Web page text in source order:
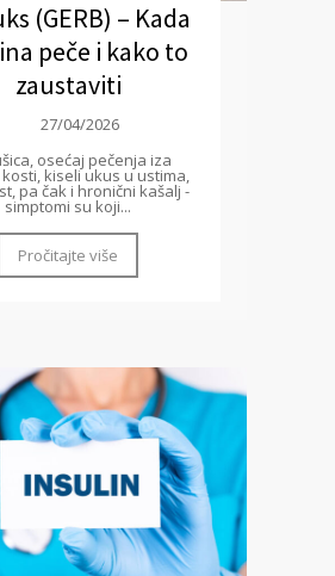
(GERB) – Kada
peče i kako to
zaustaviti
27/04/2026
osećaj pečenja iza
kiseli ukus u ustima,
pa čak i hronični kašalj -
simptomi su koji...
Pročitajte više